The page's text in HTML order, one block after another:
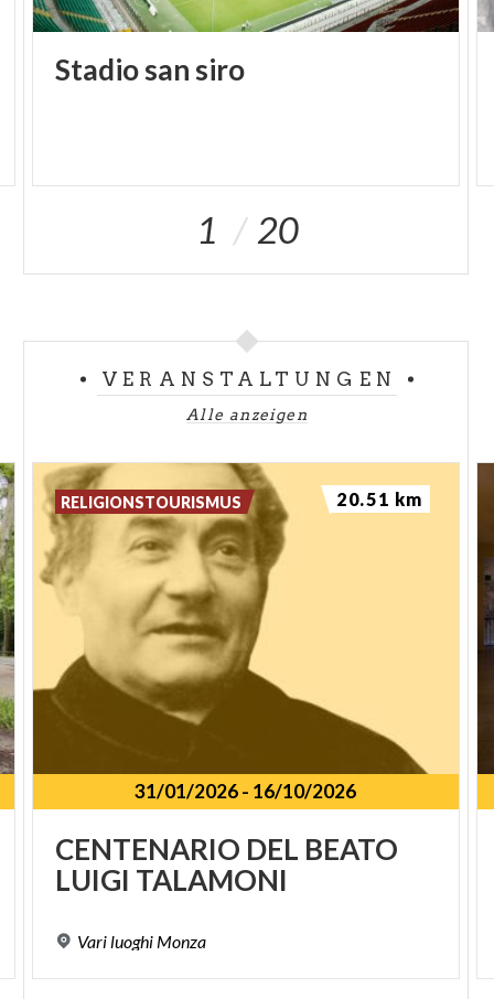
Leidens und der Hoffnung präsentiert.
Anlässlich des
"Jubiläums 2025 - Pilger der
Hoffnung"wurde dieKirche des Istituto Sacra
Um die charakteristische Erfahrung des
zu verstärken, kann man sie erreichen,
indem man den Anweisungen der:
www.cittametropolitana.mi.it/strada_abbazie/itinerari/
Informationen zu den Initiativen des
Jubiläumsjahresin der Kirche auf der Website:
Stadiosan siro
1 20
VERANSTALTUNGEN
Alle anzeigen
31/01/2026- 16/10/2026
CENTENARIO DEL BEATO
LUIGI TALAMONI
Variluoghi Monza
RELIGIONSTOURISMUS 20.51 km